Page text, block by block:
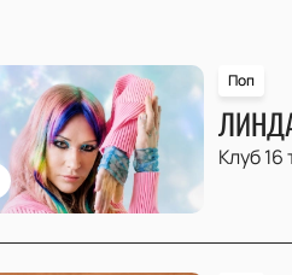
Поп
Клуб 16